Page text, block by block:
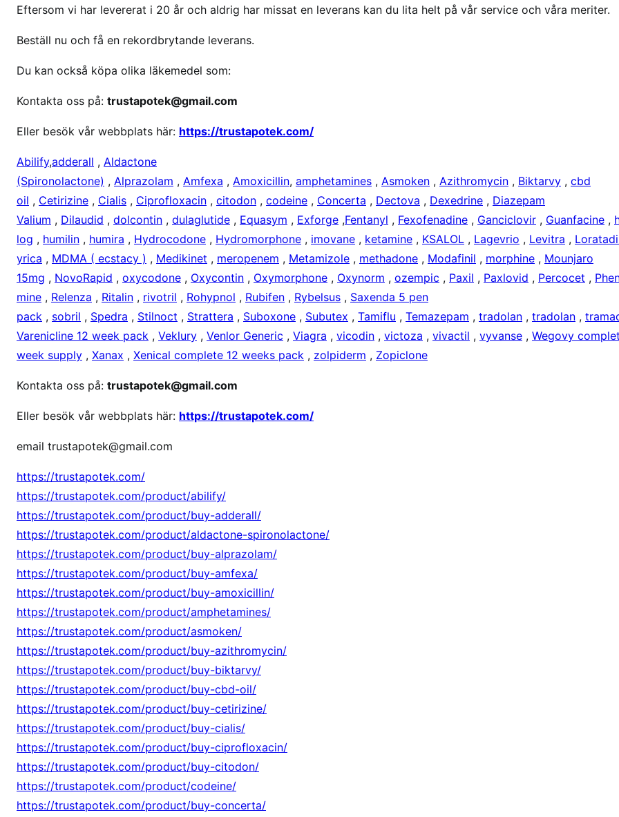
e
p
A
d
e
l
Eftersom vi har levererat i 20 år och aldrig har missat en leverans kan du lita helt på vår service och våra meriter.
Beställ nu och få en rekordbrytande leverans.
Du kan också köpa olika läkemedel som:
Kontakta oss på: trustapotek@gmail.com
Eller besök vår webbplats här: https://trustapotek.com/
Abilify,adderall , Aldactone
(Spironolactone) , Alprazolam , Amfexa , Amoxicillin, amphetamines , Asmoken , Azithromycin , Biktarvy , cbd
oil , Cetirizine , Cialis , Ciprofloxacin , citodon , codeine , Concerta , Dectova , Dexedrine , Diazepam
Valium , Dilaudid , dolcontin , dulaglutide , Equasym , Exforge ,Fentanyl , Fexofenadine , Ganciclovir , Guanfacine ,
log , humilin , humira , Hydrocodone , Hydromorphone , imovane , ketamine , KSALOL , Lagevrio , Levitra ,
yrica , MDMA ( ecstacy ) , Medikinet , meropenem , Metamizole , methadone , Modafinil , morphine , Mounjaro
15mg , NovoRapid , oxycodone , Oxycontin , Oxymorphone , Oxynorm , ozempic , Paxil , Paxlovid , Percocet ,
mine , Relenza , Ritalin , rivotril , Rohypnol , Rubifen , Rybelsus , Saxenda 5 pen
pack , sobril , Spedra , Stilnoct , Strattera , Suboxone , Subutex , Tamiflu , Temazepam , tradolan , tradolan ,
Varenicline 12 week pack , Veklury , Venlor Generic , Viagra , vicodin , victoza , vivactil , vyvanse , Wegovy
week supply , Xanax , Xenical complete 12 weeks pack , zolpiderm , Zopiclone
Kontakta oss på: trustapotek@gmail.com
Eller besök vår webbplats här: https://trustapotek.com/
email trustapotek@gmail.com
https://trustapotek.com/
https://trustapotek.com/product/abilify/
https://trustapotek.com/product/buy-adderall/
https://trustapotek.com/product/aldactone-spironolactone/
https://trustapotek.com/product/buy-alprazolam/
https://trustapotek.com/product/buy-amfexa/
https://trustapotek.com/product/buy-amoxicillin/
https://trustapotek.com/product/amphetamines/
https://trustapotek.com/product/asmoken/
https://trustapotek.com/product/buy-azithromycin/
https://trustapotek.com/product/buy-biktarvy/
https://trustapotek.com/product/buy-cbd-oil/
https://trustapotek.com/product/buy-cetirizine/
https://trustapotek.com/product/buy-cialis/
https://trustapotek.com/product/buy-ciprofloxacin/
https://trustapotek.com/product/buy-citodon/
https://trustapotek.com/product/codeine/
https://trustapotek.com/product/buy-concerta/